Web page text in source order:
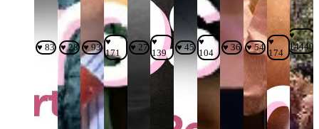
♥ 83 ♥ 28 ♥ 93
♥
171
♥ 27
♥
139
♥ 45
♥
104
♥ 36 ♥ 54
♥
174
♥
14440